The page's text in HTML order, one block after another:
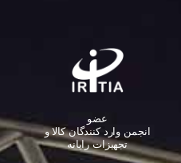
عضو
انجمن وارد کنندگان کالا و
تجهیزات رایانه‌